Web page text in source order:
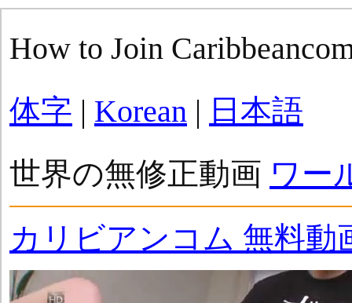
How to Join
体字 | Korean | 日本語
世界の無修正動画 ワー
カリビアンコム 無料動